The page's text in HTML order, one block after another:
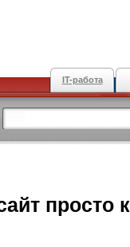
IT-работа
просто